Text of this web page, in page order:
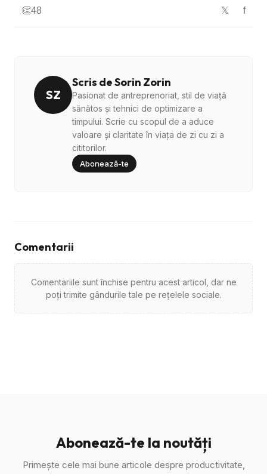
👏48 𝕏 f
SZ
Scris de Sorin Zorin
Pasionat de antreprenoriat, stil de viață
sănătos și tehnici de optimizare a
timpului. Scrie cu scopul de a aduce
valoare și claritate în viața de zi cu zi a
cititorilor.
Abonează-te
Comentarii
Comentariile sunt închise pentru acest articol, dar ne
poți trimite gândurile tale pe rețelele sociale.
Abonează-te la noutăți
Primește cele mai bune articole despre productivitate,